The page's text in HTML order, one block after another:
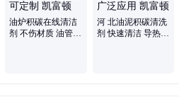
热油炉清洗、玻璃鳞片胶泥、烟气脱硫脱硝、
垢清洗
油炉积碳在线清洁
剂 不伤材质 油管结
河 北油泥积碳清洗
剂 快速清洁 导热油